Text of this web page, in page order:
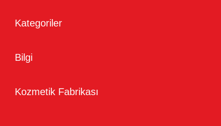
Kategoriler
Bilgi
Kozmetik Fabrikası